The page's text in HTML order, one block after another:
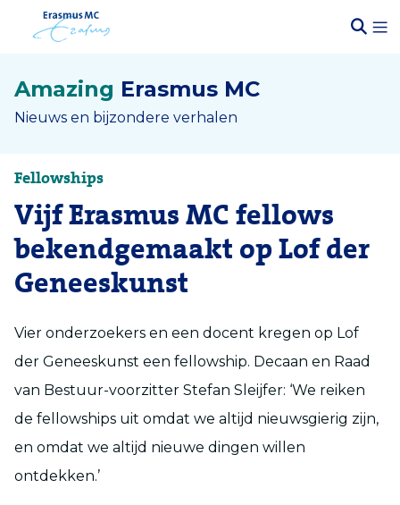
Amazing Erasmus MC
Nieuws en bijzondere verhalen
Fellowships
Vijf Erasmus MC fellows
bekendgemaakt op Lof der
Geneeskunst
Vier onderzoekers en een docent kregen op Lof
der Geneeskunst een fellowship. Decaan en Raad
van Bestuur-voorzitter Stefan Sleijfer: ‘We reiken
de fellowships uit omdat we altijd nieuwsgierig zijn,
en omdat we altijd nieuwe dingen willen
ontdekken.’